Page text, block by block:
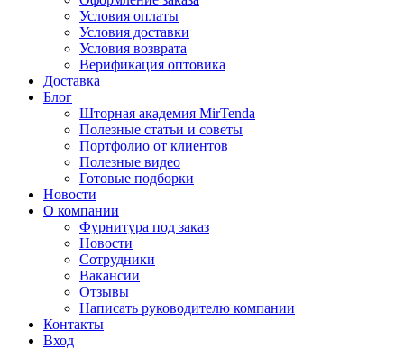
Условия оплаты
Условия доставки
Условия возврата
Верификация оптовика
Доставка
Блог
Шторная академия MirTenda
Полезные статьи и советы
Портфолио от клиентов
Полезные видео
Готовые подборки
Новости
О компании
Фурнитура под заказ
Новости
Сотрудники
Вакансии
Отзывы
Написать руководителю компании
Контакты
Вход